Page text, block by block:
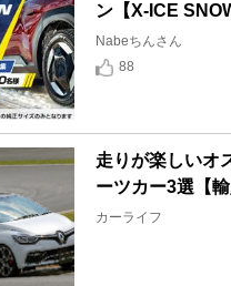
ン【X-ICE
Nabeちんさん
88
走りが楽しいオ
ーツカー3選【輸
カーライフ